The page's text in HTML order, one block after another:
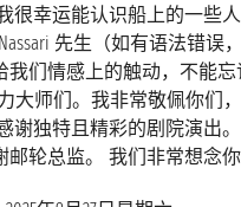
很幸运能认识船上的一些人
先生（如有语法错误
我们情感上的触动，不能
大师们。我非常敬佩你们
谢独特且精彩的剧院演出
邮轮总监。 我们非常想念